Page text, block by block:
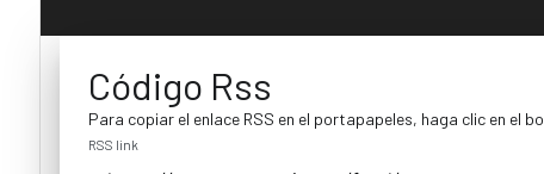
Código Rss
Para copiar el enlace RSS en el portapapeles, haga clic en el
RSS link